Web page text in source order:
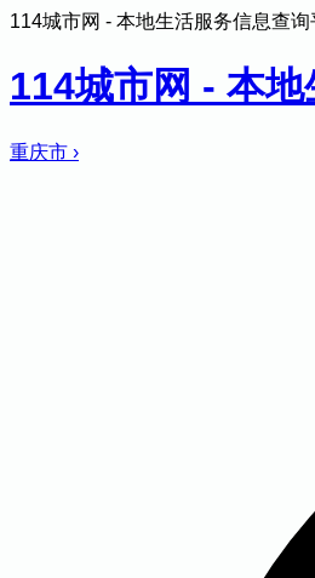
114城市网 - 本地生活服务信息查询
114城市网 - 本地
重庆市 ›